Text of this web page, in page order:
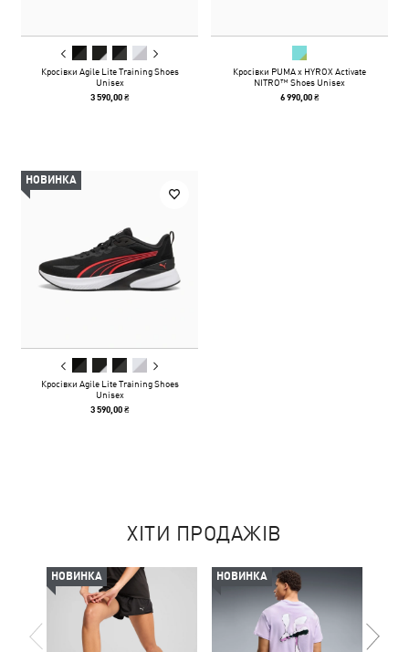
Кросівки Agile Lite Training Shoes
Unisex
3 590,00 ₴
Кросівки PUMA x HYROX Activate
NITRO™ Shoes Unisex
6 990,00 ₴
НОВИНКА
Кросівки Agile Lite Training Shoes
Unisex
3 590,00 ₴
ХІТИ ПРОДАЖІВ
НОВИНКА НОВИНКА